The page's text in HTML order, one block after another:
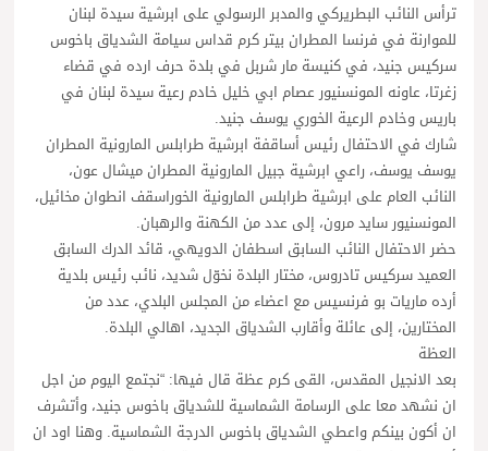
ترأس النائب البطريركي والمدبر الرسولي على ابرشية سيدة لبنان
للموارنة في فرنسا المطران بيتر كرم قداس سيامة الشدياق باخوس
سركيس جنيد، في كنيسة مار شربل في بلدة حرف ارده في قضاء
زغرتا، عاونه المونسنيور عصام ابي خليل خادم رعية سيدة لبنان في
باريس وخادم الرعية الخوري يوسف جنيد.
شارك في الاحتفال رئيس أساقفة ابرشية طرابلس المارونية المطران
يوسف يوسف، راعي ابرشية جبيل المارونية المطران ميشال عون،
النائب العام على ابرشية طرابلس المارونية الخوراسقف انطوان مخائيل،
المونسنيور سايد مرون، إلى عدد من الكهنة والرهبان.
حضر الاحتفال النائب السابق اسطفان الدويهي، قائد الدرك السابق
العميد سركيس تادروس، مختار البلدة نخوّل شديد، نائب رئيس بلدية
أرده ماريات بو فرنسيس مع اعضاء من المجلس البلدي، عدد من
المختارين، إلى عائلة وأقارب الشدياق الجديد، اهالي البلدة.
العظة
بعد الانجيل المقدس، القى كرم عظة قال فيها: “نجتمع اليوم من اجل
ان نشهد معا على الرسامة الشماسية للشدياق باخوس جنيد، وأتشرف
ان أكون بينكم واعطي الشدياق باخوس الدرجة الشماسية. وهنا اود ان